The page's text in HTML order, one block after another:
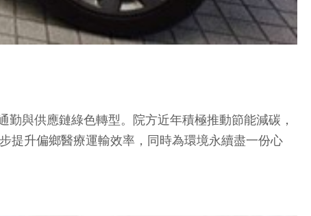
與供應鏈綠色轉型。院方近年積極推動節能減碳，
提升偏鄉醫療運輸效率，同時為環境永續盡一份心